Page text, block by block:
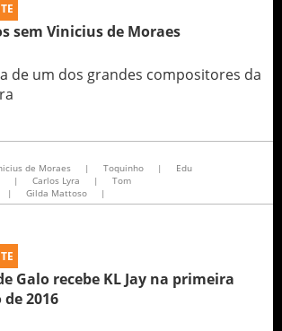
sem Vinicius de Moraes
de um dos grandes compositores da
de Moraes | Toquinho |
Edu
| Carlos Lyra |
Tom
| Gilda Mattoso |
Galo recebe KL Jay na primeira
2016